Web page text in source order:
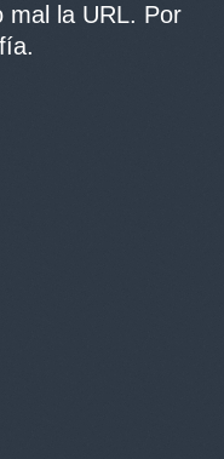
mal la URL. Por